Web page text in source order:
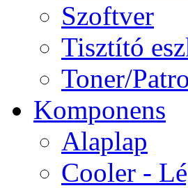
Szoftver
Tisztító
Toner/
Komponens
Alaplap
Cooler -